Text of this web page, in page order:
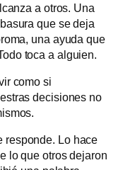
a otros. Una
que se deja
una ayuda que
toca a alguien.
como si
decisiones no
responde. Lo hace
lo que otros dejaron